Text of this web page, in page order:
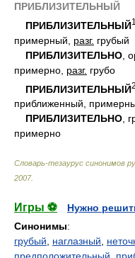
ПРИБЛИЗИТЕЛЬНЫЙ
ПРИБЛИЗИТЕЛЬНЫЙ1
примерный, разг. грубый
ПРИБЛИЗИТЕЛЬНО ,
примерно, разг. грубо
ПРИБЛИЗИТЕЛЬНЫЙ2
приближенный,
ПРИБЛИЗИТЕЛЬНО,
примерно
Словарь-тезаурус синонимов
2007.
Игры ⚽
Нужно
Синонимы:
грубый, наглазный,